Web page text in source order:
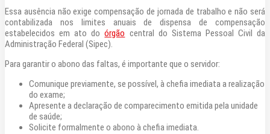
Essa ausência não exige compensação de jornada de trabalho e não será
contabilizada nos limites anuais de dispensa de compensação
estabelecidos em ato doórgão central do Sistema Pessoal Civil da
Administração Federal (Sipec).
Para garantir o abono das faltas, é importante que o servidor:
Comunique previamente, se possível, à chefia imediata a realização
do exame;
Apresente a declaração de comparecimento emitida pela unidade
de saúde;
Solicite formalmente o abono à chefia imediata.